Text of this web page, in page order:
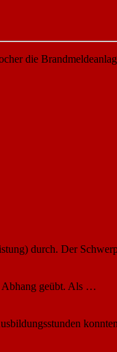
die
durch. Der
Abhang geübt. Als …